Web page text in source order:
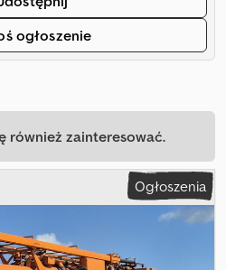
ogłoszenie
również zainteresować.
Ogłoszenia